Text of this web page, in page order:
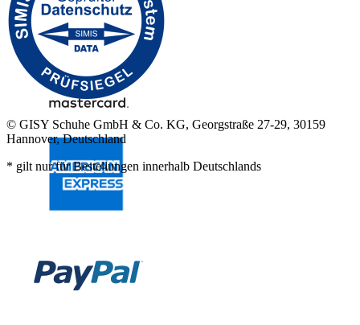
© GISY Schuhe GmbH & Co. KG, Georgstraße 27-29, 30159
Hannover, Deutschland
* gilt nur für Bestellungen innerhalb Deutschlands